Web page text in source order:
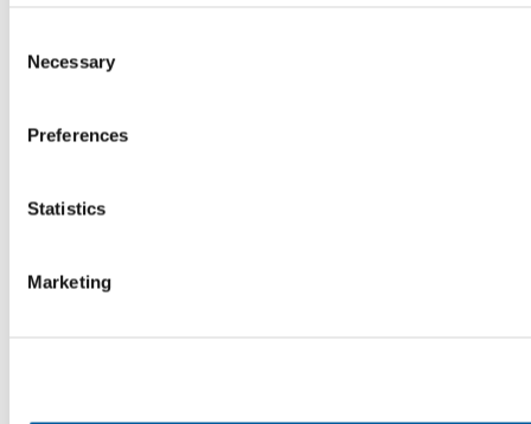
Selection
Necessary
Preferences
Statistics
Marketing